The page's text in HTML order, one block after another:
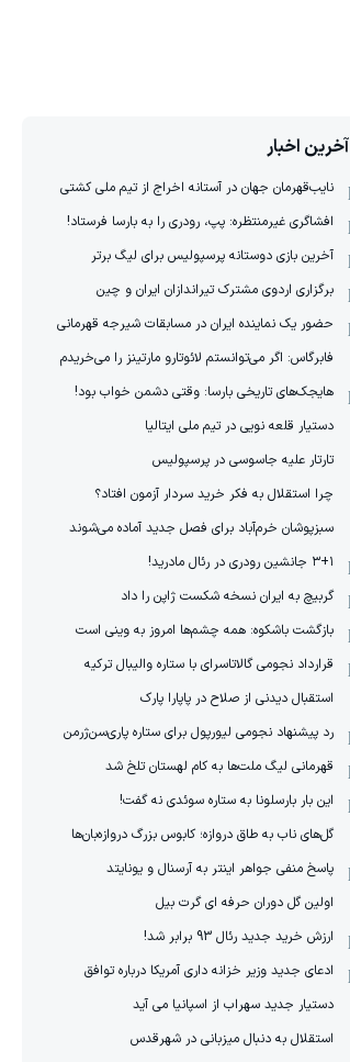
آخرین اخبار
نایب‌قهرمان جهان در آستانه اخراج از تیم ملی کشتی
افشاگری غیرمنتظره: پپ، رودری را به بارسا فرستاد!
آخرین بازی دوستانه پرسپولیس برای لیگ برتر
برگزاری اردوی مشترک تیراندازان ایران و چین
حضور یک نماینده ایران در مسابقات شیرجه قهرمانی
فابرگاس: اگر می‌توانستم لائوتارو مارتینز را می‌خریدم
هایجک‌های تاریخی بارسا: وقتی دشمن خواب بود!
دستیار قلعه نویی در تیم ملی ایتالیا
تارتار علیه جاسوسی در پرسپولیس
چرا استقلال به فکر خرید سردار آزمون افتاد؟
سبزپوشان خرم‌آباد برای فصل جدید آماده می‌شوند
۳+۱ جانشین رودری در رئال مادرید!
گربیچ به ایران نسخه شکست ژاپن را داد
بازگشت باشکوه: همه چشم‌ها امروز به وینی است
قرارداد نجومی گالاتاسرای با ستاره والیبال ترکیه
استقبال دیدنی از صلاح در پاپارا پارک
رد پیشنهاد نجومی لیورپول برای ستاره پاری‌سن‌ژرمن
قهرمانی لیگ ملت‌ها به کام لهستان تلخ شد
این بار بارسلونا به ستاره سوئدی نه گفت!
گل‌های ناب به طاق دروازه؛ کابوس بزرگ دروازه‌بان‌ها
پاسخ منفی جواهر اینتر به آرسنال و یونایتد
اولین گل دوران حرفه ای گرت بیل
ارزش خرید جدید رئال 93 برابر شد!
ادعای جدید وزیر خزانه داری آمریکا درباره توافق
دستیار جدید سهراب از اسپانیا می آید
استقلال به دنبال میزبانی در شهرقدس